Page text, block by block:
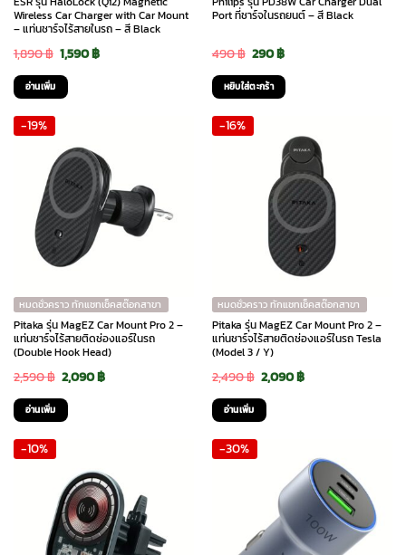
Wireless Car Charger with Car Mount
– แท่นชาร์จไร้สายในรถ – สี Black
1,890฿ Original
price
was:
1,590฿Current
อ่านเพิ่ม
Port ที่ชาร์จในรถยนต์ – สี Black
490฿ Original
price
was:
490 ฿.
290฿Current
price
หยิบใส่ตะกร้า
-19%
หมดชั่วคราว ทักแชทเช็คสต๊อกสาขา
Pitaka รุ่น MagEZ Car Mount Pro 2 –
แท่นชาร์จไร้สายติดช่องแอร์ในรถ
(Double Hook Head)
2,590฿ Original
price
was:
2,090฿Current
อ่านเพิ่ม
-16%
หมดชั่วคราว ทักแชทเช็คสต๊อกสาขา
Pitaka รุ่น MagEZ Car Mount Pro 2 –
แท่นชาร์จไร้สายติดช่องแอร์ในรถ Tesla
(Model 3 / Y)
2,490฿ Original
price
was:
2,090฿Current
อ่านเพิ่ม
-10% -30%